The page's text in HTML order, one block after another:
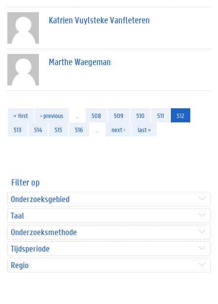
Katrien Vuylsteke Vanfleteren
Marthe Waegeman
« first ‹ previous 508 509 510 511
512
513
514 515 516 next › last »
Filter op
Onderzoeksgebied
Taal
Onderzoeksmethode
Tijdsperiode
Regio